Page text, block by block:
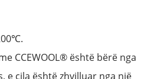
CCEWOOL® është bërë nga
e cila është zhvilluar nga një